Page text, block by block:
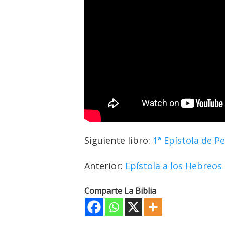
Siguiente libro: 1ª Epístola de
Anterior: Epístola a los Hebreos
Comparte La Biblia